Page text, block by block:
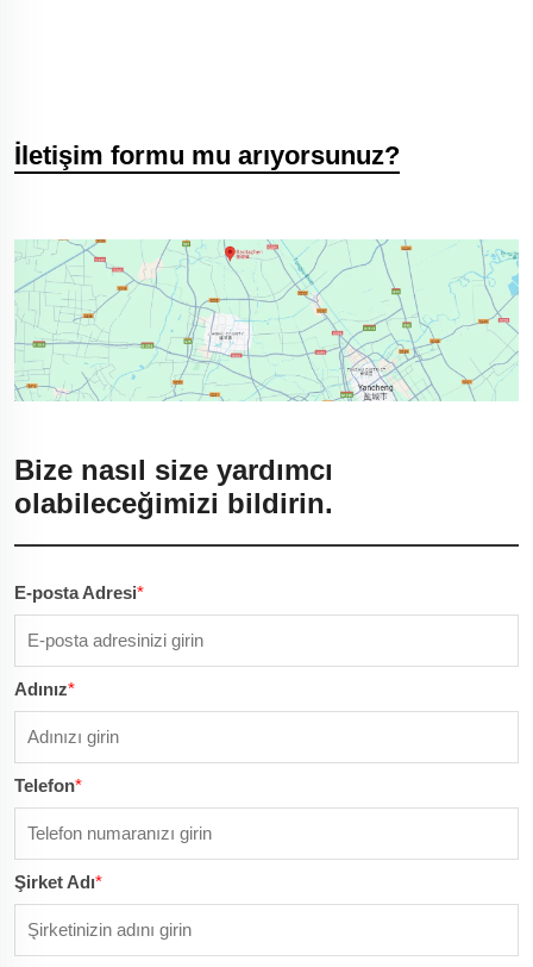
İletişim formu mu arıyorsunuz?
Bize nasıl size yardımcı
olabileceğimizi bildirin.
E-posta Adresi*
Adınız*
Telefon*
Şirket Adı*